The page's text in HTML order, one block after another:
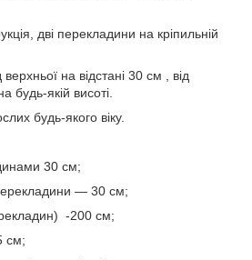
дві перекладини на кріпильній
на відстані 30 см , від
будь-якій висоті.
будь-якого віку.
30 см;
— 30 см;
-200 см;
см;